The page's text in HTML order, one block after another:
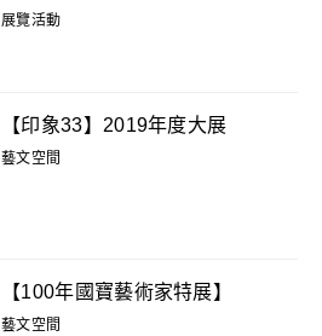
展覽活動
【印象33】2019年度大展
藝文空間
【100年國寶藝術家特展】
藝文空間